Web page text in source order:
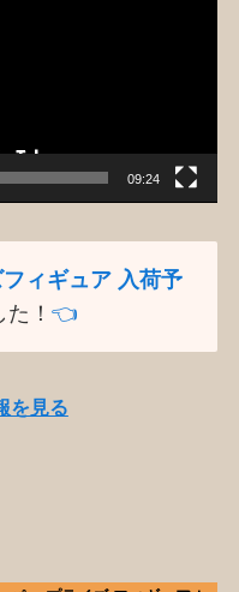
09:24
ィギュア 入荷予
た！👈️
を見る